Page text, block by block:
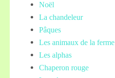
Noël
La chandeleur
Pâques
Les animaux de la ferme
Les alphas
Chaperon rouge